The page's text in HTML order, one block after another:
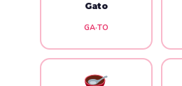
Gato
GA·TO